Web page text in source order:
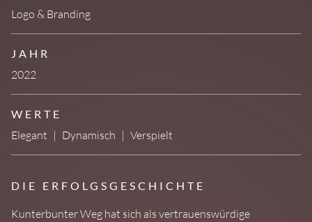
DIE ERFOLGSGESCHICHTE
Kunterbunter Weg hat sich als vertrauenswürdige
Logo & Branding
JAHR
2022
WERTE
Elegant | Dynamisch | Verspielt